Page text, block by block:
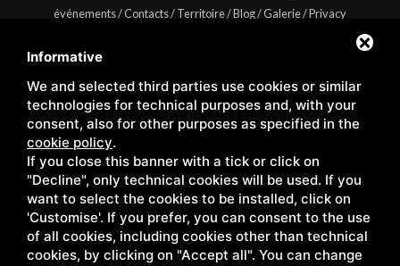
Informative
We and selected third parties use cookies or similar
technologies for technical purposes and, with your
consent, also for other purposes as specified in the
cookie policy.
If you close this banner with a tick or click on
"Decline", only technical cookies will be used. If you
want to select the cookies to be installed, click on
'Customise'. If you prefer, you can consent to the use
of all cookies, including cookies other than technical
cookies, by clicking on "Accept all". You can change
événements/Contacts/Territoire/Blog/Galerie/Privacy
Copyright © Wellness Center Casanova s.r.l. | S.S. 146
Località Casanova 6/c | 53027 San Quirico D'Orcia (Siena) |
C.F. e P.IVA 01158980522